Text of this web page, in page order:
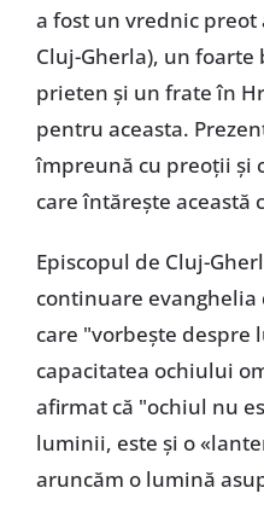
a fost un vrednic preot
Cluj-Gherla), un
prieten și un frate în
pentru aceasta.
împreună cu preoții și
care întărește această
Episcopul de Cluj-
continuare
care "vorbește despre
capacitatea ochiului
afirmat că "ochiul nu
luminii, este și o
aruncăm o lumină